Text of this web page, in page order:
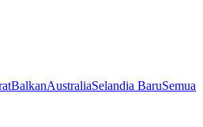
BalkanAustraliaSelandia BaruSemua